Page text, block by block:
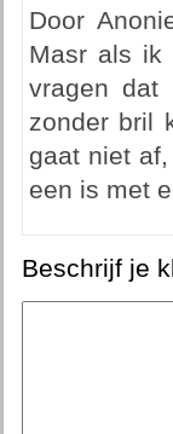
Door
Masr als ik
vragen
zonder bril
gaat niet
een is met
Beschrijf je